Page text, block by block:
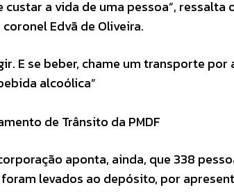
a vida de uma pessoa”, ressalta
Edvã de Oliveira.
E se beber, chame um transporte
alcoólica”
de Trânsito da PMDF
aponta, ainda, que 338
levados ao depósito, por